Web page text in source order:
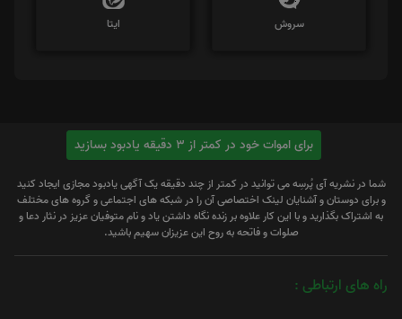
سروش ایتا
برای اموات خود در کمتر از 3 دقیقه یادبود بسازید
شما در نشریه آی پُرسِه می توانید در کمتر از چند دقیقه یک آگهی یادبود مجازی ایجاد کنید
و برای دوستان و آشنایان لینک اختصاصی آن را در شبکه های اجتماعی و گروه های مختلف
به اشتراک بگذارید و با این کار علاوه بر زنده نگاه داشتن یاد و نام متوفیان عزیز در نثار دعا و
صلوات و فاتحه به روح این عزیزان سهیم باشید.
راه های ارتباطی :